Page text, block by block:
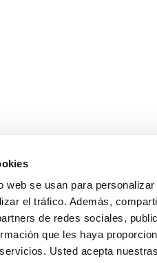
web se usan para
el tráfico. Además,
de redes sociales,
que les haya
Usted acepta